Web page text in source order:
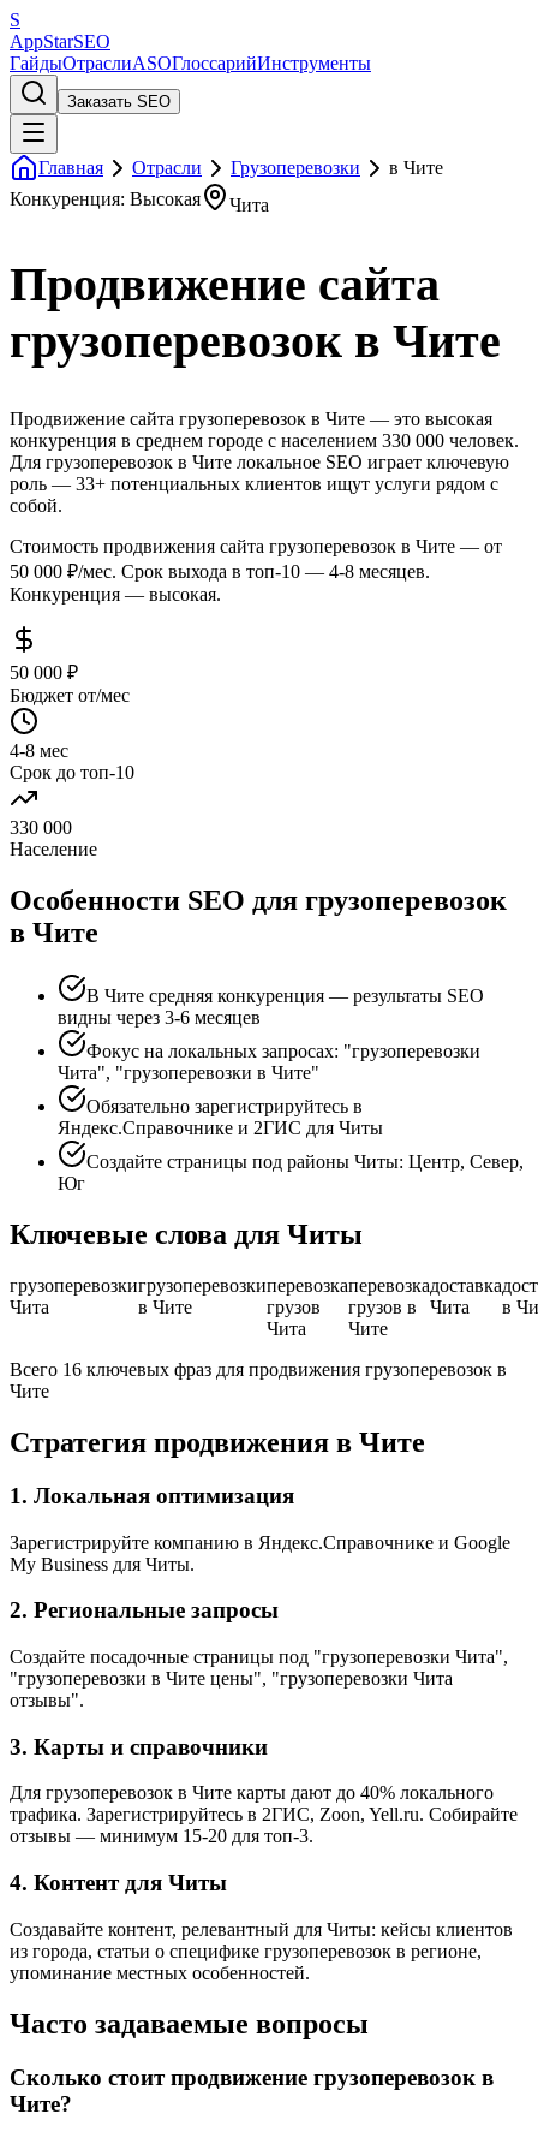
S
AppStarSEO
ГайдыОтраслиASOГлоссарийИнструменты
Заказать SEO
Главная Отрасли Грузоперевозки
в Чите
Конкуренция: Высокая
Чита
Продвижение сайта
грузоперевозок в Чите
Продвижение сайта грузоперевозок в Чите — это высокая
конкуренция в среднем городе с населением 330 000 человек.
Для грузоперевозок в Чите локальное SEO играет ключевую
роль — 33+ потенциальных клиентов ищут услуги рядом с
собой.
Стоимость продвижения сайта грузоперевозок в Чите — от
50 000 ₽/мес. Срок выхода в топ-10 — 4-8 месяцев.
Конкуренция — высокая.
50 000 ₽
Бюджет от/мес
4-8 мес
Срок до топ-10
330 000
Население
Особенности SEO для грузоперевозок
в Чите
В Чите средняя конкуренция — результаты SEO
видны через 3-6 месяцев
Фокус на локальных запросах: "грузоперевозки
Чита", "грузоперевозки в Чите"
Обязательно зарегистрируйтесь в
Яндекс.Справочнике и 2ГИС для Читы
Создайте страницы под районы Читы: Центр, Север,
Юг
Ключевые слова для Читы
грузоперевозки
Чита
грузоперевозки
в Чите
перевозка
грузов
Чита
перевозка
грузов в
Чите
доставка
Чита
в
Всего 16 ключевых фраз для продвижения грузоперевозок в
Чите
Стратегия продвижения в Чите
1. Локальная оптимизация
Зарегистрируйте компанию в Яндекс.Справочнике и Google
My Business для Читы.
2. Региональные запросы
Создайте посадочные страницы под "грузоперевозки Чита",
"грузоперевозки в Чите цены", "грузоперевозки Чита
отзывы".
3. Карты и справочники
Для грузоперевозок в Чите карты дают до 40% локального
трафика. Зарегистрируйтесь в 2ГИС, Zoon, Yell.ru. Собирайте
отзывы — минимум 15-20 для топ-3.
4. Контент для Читы
Создавайте контент, релевантный для Читы: кейсы клиентов
из города, статьи о специфике грузоперевозок в регионе,
упоминание местных особенностей.
Часто задаваемые вопросы
Сколько стоит продвижение грузоперевозок в
Чите?